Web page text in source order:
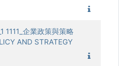
1111_企業政策與策略
AND STRATEGY